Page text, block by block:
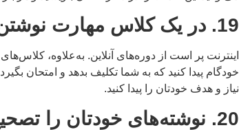
19. در یک کلاس مهارت نوشتن شرکت کنید
اینترنت پر است از دوره‌های آنلاین. به‌علاوه،
خودگام پیدا کنید که به شما تکلیف بدهد و امتحان
نیاز و هدف خودتان را پیدا کنید.
20. نوشته‌های خودتان را تصحیح کنید